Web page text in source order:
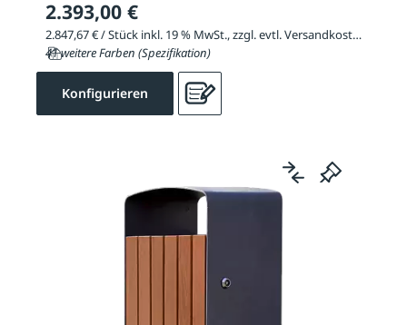
2.393,00 €
2.847,67 € / Stück inkl. 19 % MwSt., zzgl. evtl. Versandkosten
41 weitere Farben (Spezifikation)
Konfigurieren